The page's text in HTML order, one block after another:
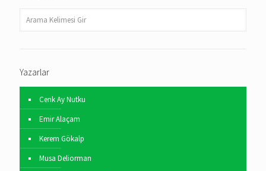
Yazarlar
Cenk Ay Nutku
Emir Alaçam
Kerem Gökalp
Musa Deliorman